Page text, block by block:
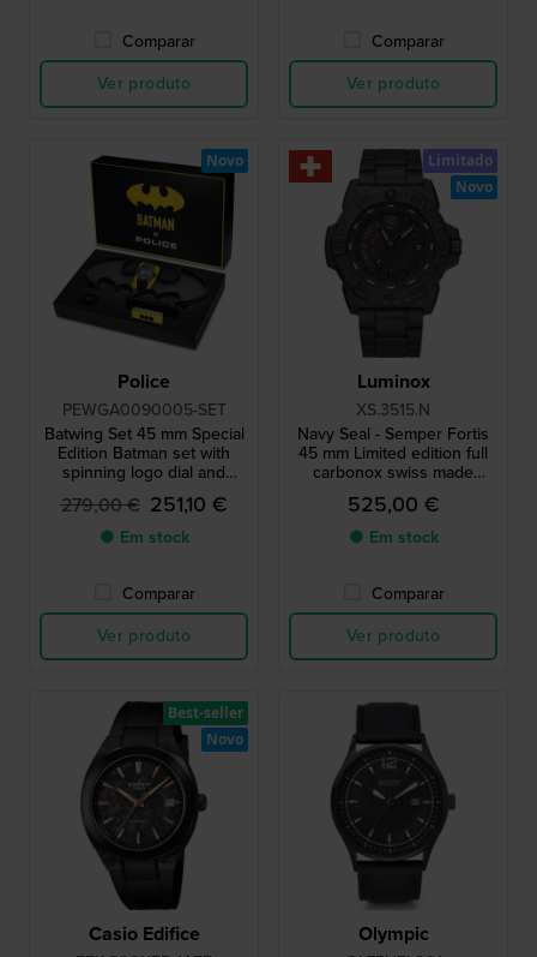
Comparar
Ver produto
Comparar
Ver produto
Police
PEWGA0090005-SET
Batwing Set 45 mm Special
Edition Batman set with
spinning logo dial and
Batwing spinner
279,00 € 251,10 €
● Em stock
Comparar
Ver produto
Novo
Luminox
XS.3515.N
Navy Seal - Semper Fortis
45 mm Limited edition full
carbonox swiss made
quartz watch
525,00 €
● Em stock
Comparar
Ver produto
Limitado
Novo
Casio Edifice
Best-seller
Novo
Olympic